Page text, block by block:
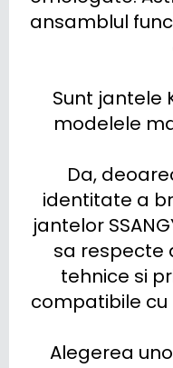
ansamblul
Sunt jantele
modelele
Da,
identitate a
jantelor
sa respecte
tehnice si
compatibile
Alegerea